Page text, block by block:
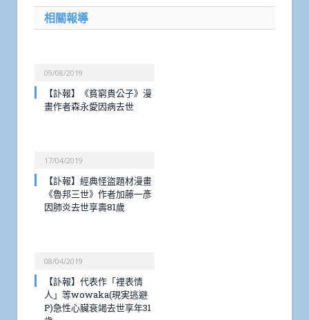
相關報導
09/08/2019
【訃報】《貧窮貴公子》漫
畫作者森永愛因病去世
17/04/2019
【訃報】經典怪盜題材漫畫
《魯邦三世》作者加藤一彥
因肺炎去世享壽81歲
08/04/2019
【訃報】代表作「裡表情
人」等wowaka(現実逃避
P)急性心臟衰竭去世享年31